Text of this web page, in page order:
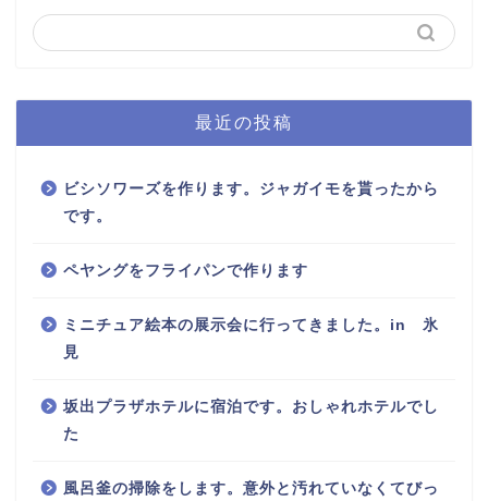
最近の投稿
ビシソワーズを作ります。ジャガイモを貰ったから
です。
ペヤングをフライパンで作ります
ミニチュア絵本の展示会に行ってきました。in 氷
見
坂出プラザホテルに宿泊です。おしゃれホテルでし
た
風呂釜の掃除をします。意外と汚れていなくてびっ